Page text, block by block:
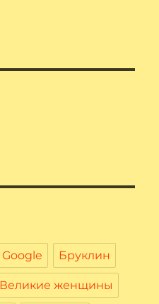
Google Бруклин
Великие женщины